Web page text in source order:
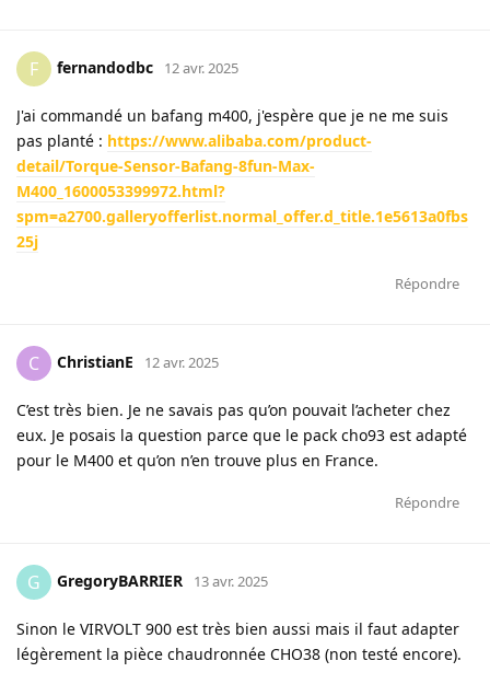
F fernandodbc 12 avr. 2025
J'ai commandé un bafang m400, j'espère que je ne me suis
pas planté : https://www.alibaba.com/product-
detail/Torque-Sensor-Bafang-8fun-Max-
M400_1600053399972.html?
spm=a2700.galleryofferlist.normal_offer.d_title.1e5613a0fbs
25j
Répondre
C ChristianE 12 avr. 2025
C’est très bien. Je ne savais pas qu’on pouvait l’acheter chez
eux. Je posais la question parce que le pack cho93 est adapté
pour le M400 et qu’on n’en trouve plus en France.
Répondre
G GregoryBARRIER 13 avr. 2025
Sinon le VIRVOLT 900 est très bien aussi mais il faut adapter
légèrement la pièce chaudronnée CHO38 (non testé encore).